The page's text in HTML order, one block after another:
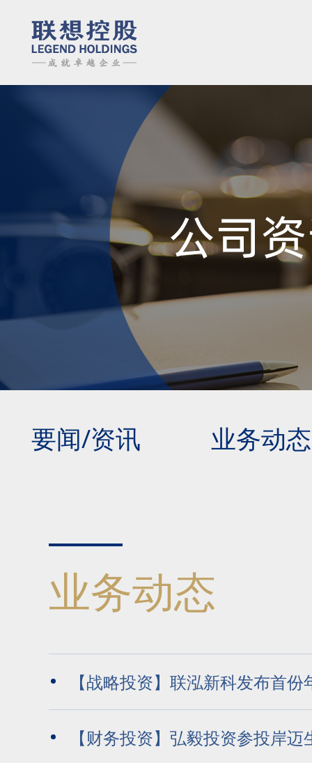
要闻/资讯 业务动态
业务动态
【战略投资】联泓新科发布首份
“创新驱动+运营提升”战略持续发力
【财务投资】弘毅投资参投岸迈